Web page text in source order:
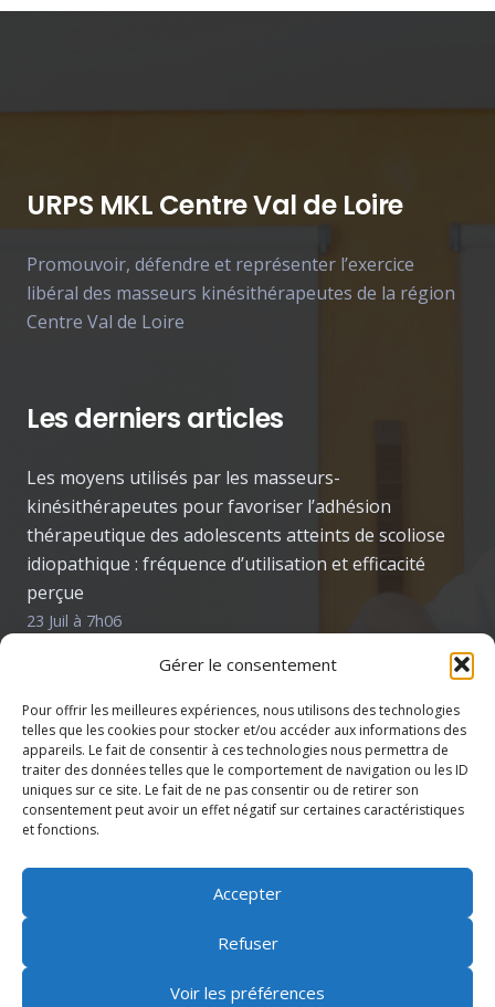
Gérer le consentement
Pour offrir les meilleures expériences, nous utilisons des technologies
telles que les cookies pour stocker et/ou accéder aux informations des
appareils. Le fait de consentir à ces technologies nous permettra de
traiter des données telles que le comportement de navigation ou les ID
uniques sur ce site. Le fait de ne pas consentir ou de retirer son
consentement peut avoir un effet négatif sur certaines caractéristiques
et fonctions.
Accepter
Refuser
Voir les préférences
URPS MKL Centre Val de Loire
Promouvoir, défendre et représenter l’exercice
libéral des masseurs kinésithérapeutes de la région
Centre Val de Loire
Les derniers articles
Les moyens utilisés par les masseurs-
kinésithérapeutes pour favoriser l’adhésion
thérapeutique des adolescents atteints de scoliose
idiopathique : fréquence d’utilisation et efficacité
perçue
23 Juil à 7h06
Évaluation de la peur de chuter chez les patient·es
auprès des kinésithérapeutes
22 Juil à 7h08
ETAT DES LIEUX DE LA CONTINUITE DES SOINS
KINESITHERAPIQUE DES PATIENTS BRÛLES EN
FRANCE
22 Juil à 6h44
Inscription newsletter